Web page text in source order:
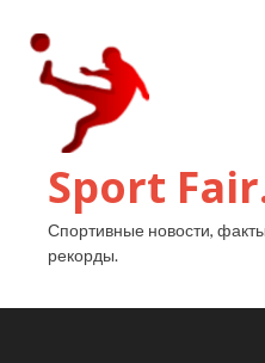
Sport
Спортивные новости,
рекорды.